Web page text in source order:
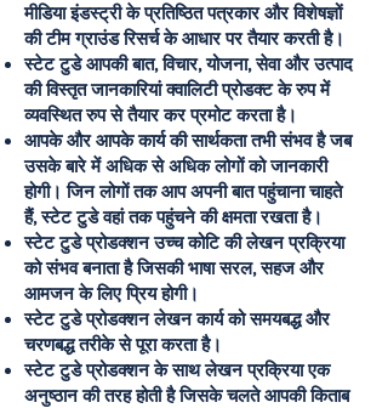
मीडिया इंडस्ट्री के प्रतिष्ठित पत्रकार और विशेषज्ञों
की टीम ग्राउंड रिसर्च के आधार पर तैयार करती है।
स्टेट टुडे आपकी बात, विचार, योजना, सेवा और उत्पाद
की विस्तृत जानकारियां क्वालिटी प्रोडक्ट के रुप में
व्यवस्थित रुप से तैयार कर प्रमोट करता है।
आपके और आपके कार्य की सार्थकता तभी संभव है जब
उसके बारे में अधिक से अधिक लोगों को जानकारी
होगी। जिन लोगों तक आप अपनी बात पहुंचाना चाहते
हैं, स्टेट टुडे वहां तक पहुंचने की क्षमता रखता है।
स्टेट टुडे प्रोडक्शन उच्च कोटि की लेखन प्रक्रिया
को संभव बनाता है जिसकी भाषा सरल, सहज और
आमजन के लिए प्रिय होगी।
स्टेट टुडे प्रोडक्शन लेखन कार्य को समयबद्ध और
चरणबद्ध तरीके से पूरा करता है।
स्टेट टुडे प्रोडक्शन के साथ लेखन प्रक्रिया एक
अनुष्ठान की तरह होती है जिसके चलते आपकी किताब